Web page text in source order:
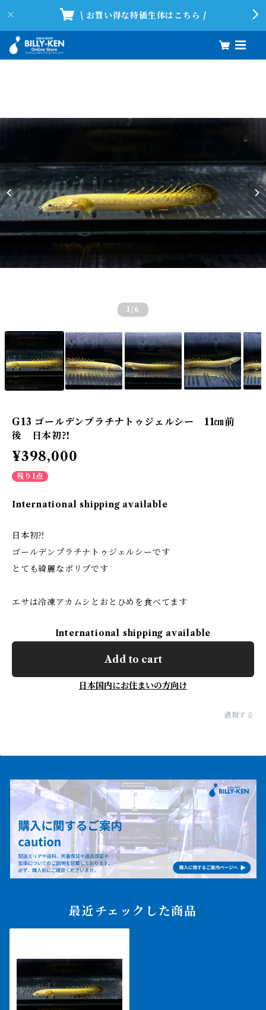
\ お買い得な特価生体はこちら /
1 /6
G13 ゴールデンプラチナトゥジェルシー 11㎝前
後 日本初⁈
¥398,000
残り1点
International shipping available
日本初⁈
ゴールデンプラチナトゥジェルシーです
とても綺麗なポリプです
エサは冷凍アカムシとおとひめを食べてます
International shipping available
Add to cart
日本国内にお住まいの方向け
通報する
最近チェックした商品